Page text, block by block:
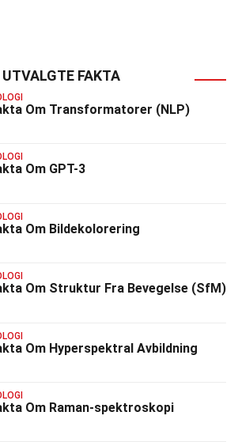
UTVALGTE FAKTA
Om Transformatorer (NLP)
Om GPT-3
Om Bildekolorering
Om Struktur Fra Bevegelse (SfM)
Om Hyperspektral Avbildning
Om Raman-spektroskopi